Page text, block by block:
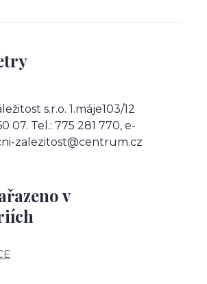
s.r.o. 1.máje103/12
07. Tel.: 775 281 770, e-
zalezitost@centrum.cz
v